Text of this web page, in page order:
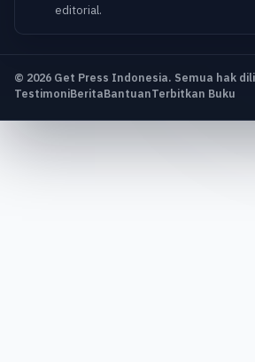
editorial.
© 2026 Get Press Indonesia. Semua hak
TestimoniBeritaBantuanTerbitkan Buku